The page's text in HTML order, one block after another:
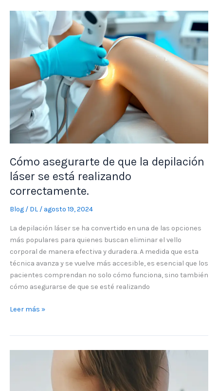
Cómo asegurarte de que la depilación
láser se está realizando
correctamente.
Blog / DL / agosto 19, 2024
La depilación láser se ha convertido en una de las opciones
más populares para quienes buscan eliminar el vello
corporal de manera efectiva y duradera. A medida que esta
técnica avanza y se vuelve más accesible, es esencial que los
pacientes comprendan no solo cómo funciona, sino también
cómo asegurarse de que se esté realizando
Cómo
asegurarte
la
depilación
láser
se
está
realizando
correctamente.
Leer más »